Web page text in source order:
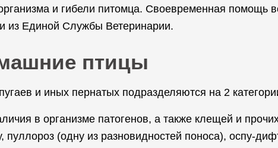
и гибели питомца. Своевременная помощь
из Единой Службы Ветеринарии.
птицы
и иных пернатых подразделяются на 2
в организме патогенов, а также клещей и
пуллороз (одну из разновидностей поноса), оспу-